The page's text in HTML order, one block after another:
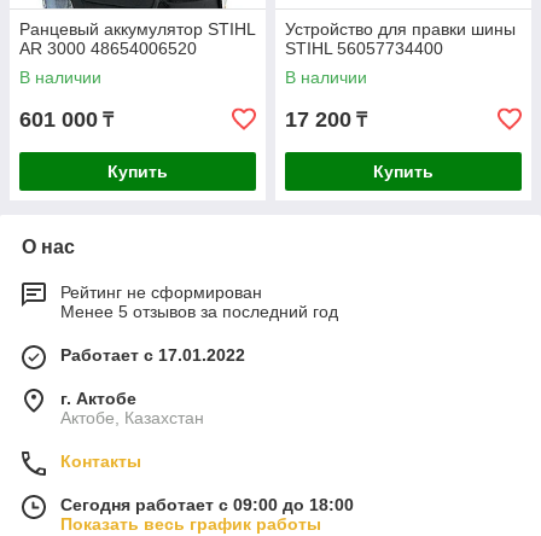
Ранцевый аккумулятор STIHL
AR 3000 48654006520
В наличии
601 000 ₸
Купить
Устройство для правки шины
STIHL 56057734400
В наличии
17 200 ₸
Купить
О нас
Рейтинг не сформирован
Менее 5 отзывов за последний год
Работает с 17.01.2022
г. Актобе
Актобе, Казахстан
Контакты
Сегодня работает с 09:00 до 18:00
Показать весь график работы